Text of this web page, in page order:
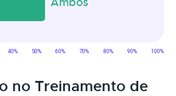
no Treinamento de